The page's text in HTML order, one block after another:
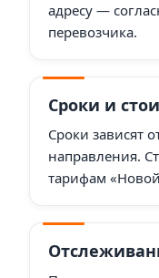
адресу —
перевозчика.
Сроки и
Сроки зависят
направления.
тарифам